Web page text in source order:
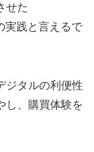
せた
実践と言えるで
ジタルの利便性
し、購買体験を